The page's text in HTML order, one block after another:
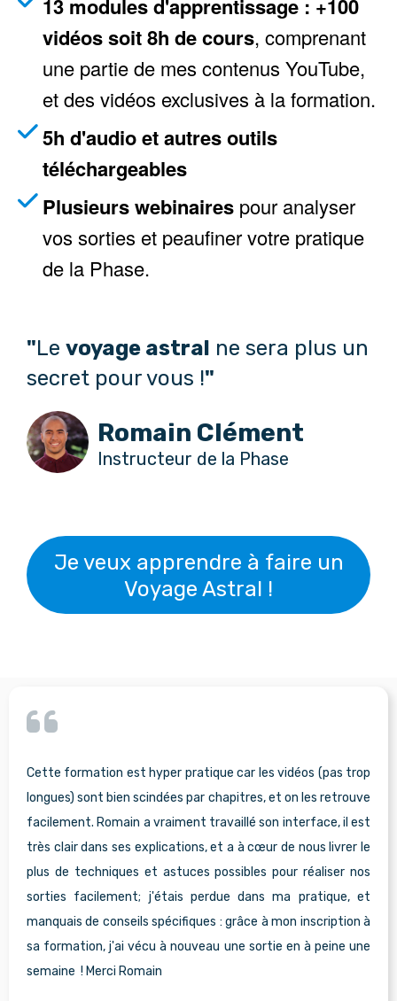
13 modules d'apprentissage : +100
vidéos soit 8h de cours, comprenant
une partie de mes contenus YouTube,
et des vidéos exclusives à la formation.
5h d'audio et autres outils
téléchargeables
Plusieurs webinaires pour analyser
vos sorties et peaufiner votre pratique
de la Phase.
"Le voyage astral ne sera plus un
secret pour vous !"
Romain Clément
Instructeur de la Phase
Je veux apprendre à faire un
Voyage Astral !
Cette formation est hyper pratique car les vidéos (pas trop
longues) sont bien scindées par chapitres, et on les retrouve
facilement. Romain a vraiment travaillé son interface, il est
très clair dans ses explications, et a à cœur de nous livrer le
plus de techniques et astuces possibles pour réaliser nos
sorties facilement; j'étais perdue dans ma pratique, et
manquais de conseils spécifiques : grâce à mon inscription à
sa formation, j'ai vécu à nouveau une sortie en à peine une
semaine ! Merci Romain